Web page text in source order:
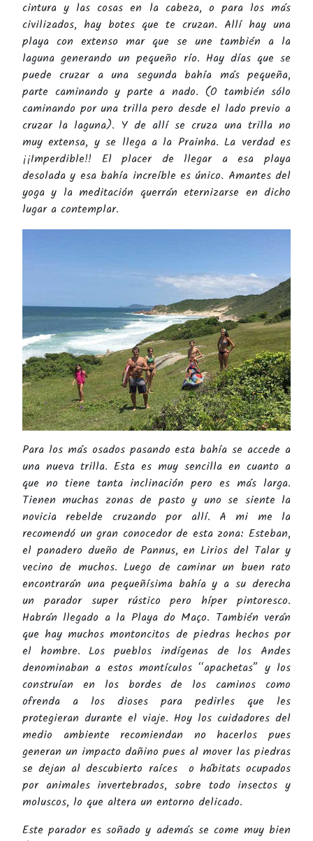
cintura y las cosas en la cabeza, o para los más
civilizados, hay botes que te cruzan. Allí hay una
playa con extenso mar que se une también a la
laguna generando un pequeño río. Hay días que se
puede cruzar a una segunda bahía más pequeña,
parte caminando y parte a nado. (O también sólo
caminando por una trilla pero desde el lado previo a
cruzar la laguna). Y de allí se cruza una trilla no
muy extensa, y se llega a la Prainha. La verdad es
¡¡Imperdible!! El placer de llegar a esa playa
desolada y esa bahía increíble es único. Amantes del
yoga y la meditación querrán eternizarse en dicho
lugar a contemplar.
Para los más osados pasando esta bahía se accede a
una nueva trilla. Esta es muy sencilla en cuanto a
que no tiene tanta inclinación pero es más larga.
Tienen muchas zonas de pasto y uno se siente la
novicia rebelde cruzando por allí. A mi me la
recomendó un gran conocedor de esta zona: Esteban,
el panadero dueño de Pannus, en Lirios del Talar y
vecino de muchos. Luego de caminar un buen rato
encontrarán una pequeñísima bahía y a su derecha
un parador super rústico pero híper pintoresco.
Habrán llegado a la Playa do Maço. También verán
que hay muchos montoncitos de piedras hechos por
el hombre. Los pueblos indígenas de los Andes
denominaban a estos montículos “apachetas” y los
construían en los bordes de los caminos como
ofrenda a los dioses para pedirles que les
protegieran durante el viaje. Hoy los cuidadores del
medio ambiente recomiendan no hacerlos pues
generan un impacto dañino pues al mover las piedras
se dejan al descubierto raíces
o hábitats ocupados
por animales invertebrados, sobre todo insectos y
moluscos, lo que altera un entorno delicado.
Este parador es soñado y además se come muy bien